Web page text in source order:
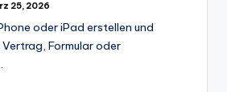
25, 2026
oder iPad erstellen und
Formular oder